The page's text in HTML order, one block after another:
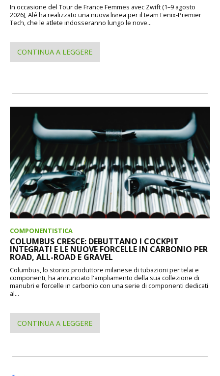
In occasione del Tour de France Femmes avec Zwift (1–9 agosto
2026), Alé ha realizzato una nuova livrea per il team Fenix-Premier
Tech, che le atlete indosseranno lungo le nove...
CONTINUA A LEGGERE
COMPONENTISTICA
COLUMBUS CRESCE: DEBUTTANO I COCKPIT
INTEGRATI E LE NUOVE FORCELLE IN CARBONIO PER
ROAD, ALL-ROAD E GRAVEL
Columbus, lo storico produttore milanese di tubazioni per telai e
componenti, ha annunciato l'ampliamento della sua collezione di
manubri e forcelle in carbonio con una serie di componenti dedicati
al...
CONTINUA A LEGGERE